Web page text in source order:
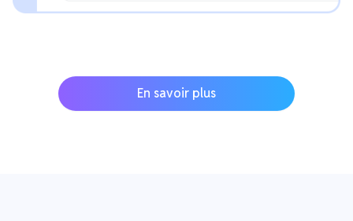
En savoir plus